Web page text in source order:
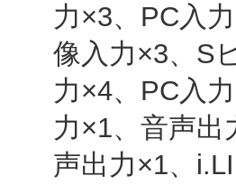
力×3、PC入
像入力×3、S
力×4、PC入
力×1、音声
声出力×1、